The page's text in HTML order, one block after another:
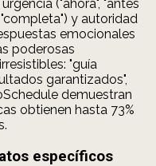
("ahora", "antes
y autoridad
emocionales
poderosas
"guía
garantizados",
demuestran
obtienen hasta 73%
específicos